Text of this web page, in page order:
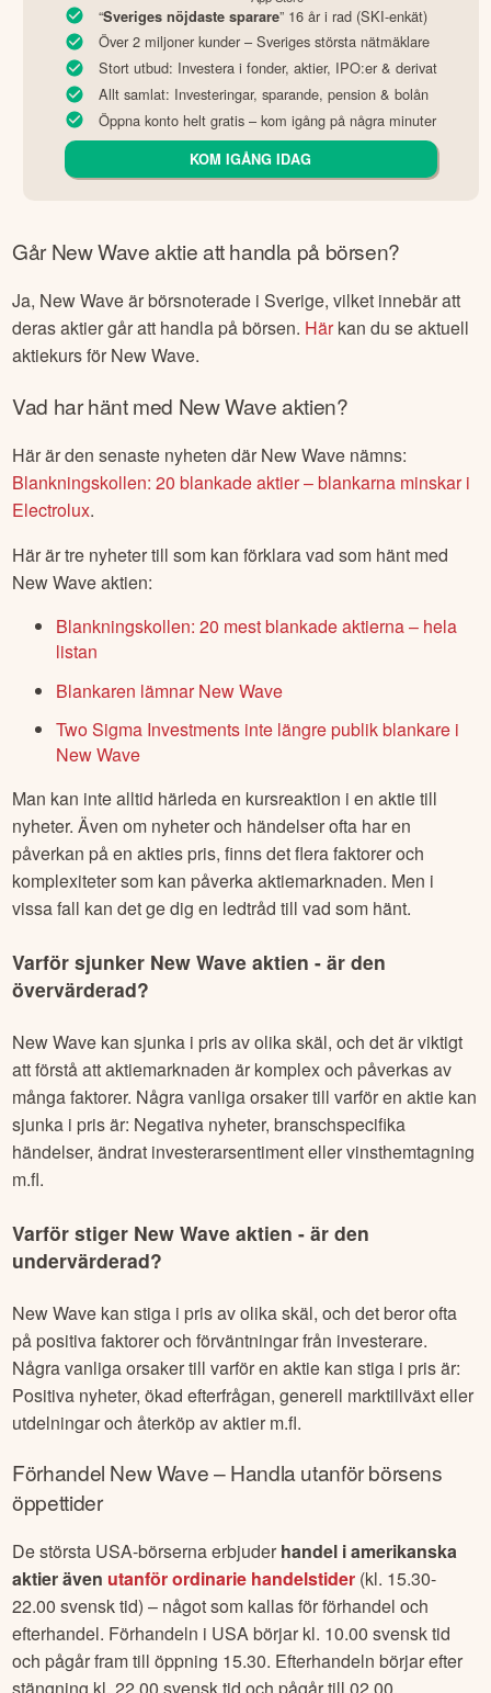
“Sveriges nöjdaste sparare” 16 år i rad (SKI-enkät)
Över 2 miljoner kunder – Sveriges största nätmäklare
Stort utbud: Investera i fonder, aktier, IPO:er & derivat
Allt samlat: Investeringar, sparande, pension & bolån
Öppna konto helt gratis – kom igång på några minuter
KOM IGÅNG IDAG
GårNew Waveaktie att handla på börsen?
Ja, New Waveär börsnoterade i Sverige, vilket innebär att
deras aktier går att handla på börsen. Härkan du se aktuell
aktiekurs för New Wave.
Vad har hänt med New Waveaktien?
Här är den senaste nyheten där New Wave nämns:
Blankningskollen: 20 blankade aktier – blankarna minskar i
Electrolux.
Här är tre nyheter till som kan förklara vad som hänt med
New Waveaktien:
Blankningskollen: 20 mest blankade aktierna – hela
listan
Blankaren lämnar New Wave
Two Sigma Investments inte längre publik blankare i
New Wave
Man kan inte alltid härleda en kursreaktion i en aktie till
nyheter. Även om nyheter och händelser ofta har en
påverkan på en akties pris, finns det flera faktorer och
komplexiteter som kan påverka aktiemarknaden. Men i
vissa fall kan det ge dig en ledtråd till vad som hänt.
Varför sjunker New Wave aktien - är den
övervärderad?
New Wave kan sjunka i pris av olika skäl, och det är viktigt
att förstå att aktiemarknaden är komplex och påverkas av
många faktorer. Några vanliga orsaker till varför en aktie kan
sjunka i pris är: Negativa nyheter, branschspecifika
händelser, ändrat investerarsentiment eller vinsthemtagning
m.fl.
Varför stiger New Wave aktien - är den
undervärderad?
New Wave kan stiga i pris av olika skäl, och det beror ofta
på positiva faktorer och förväntningar från investerare.
Några vanliga orsaker till varför en aktie kan stiga i pris är:
Positiva nyheter, ökad efterfrågan, generell marktillväxt eller
utdelningar och återköp av aktier m.fl.
Förhandel New Wave– Handla utanför börsens
öppettider
De största USA-börserna erbjuder handel i amerikanska
aktier även utanför ordinarie handelstider (kl. 15.30-
22.00 svensk tid) – något som kallas för förhandel och
efterhandel. Förhandeln i USA börjar kl. 10.00 svensk tid
och pågår fram till öppning 15.30. Efterhandeln börjar efter